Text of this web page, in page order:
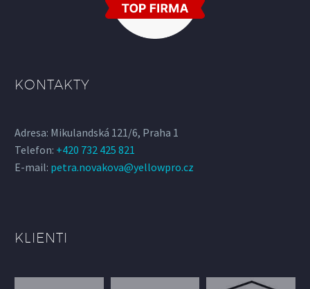
KONTAKTY
Adresa: Mikulandská 121/6, Praha 1
Telefon: +420 732 425 821
E-mail: petra.novakova@yellowpro.cz
KLIENTI